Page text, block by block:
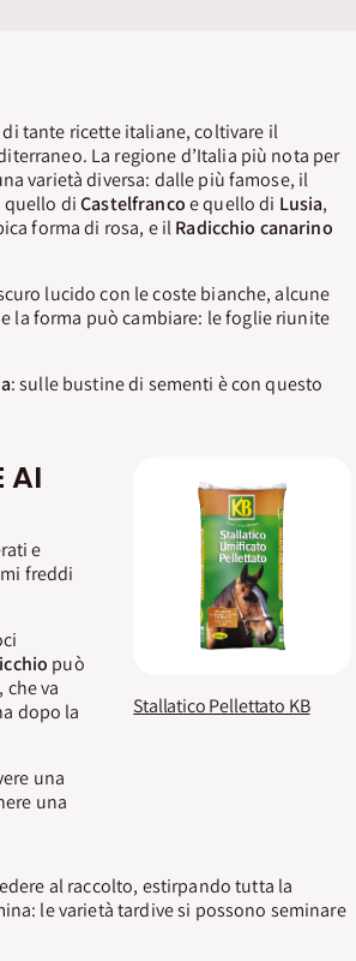
tante ricette italiane, coltivare il
La regione d’Italia più nota per
varietà diversa: dalle più famose, il
quello diCastelfrancoe quello di Lusia,
forma di rosa, e ilRadicchio canarino
lucido con le coste bianche, alcune
la forma può cambiare: le foglie riunite
: sulle bustine di sementi è con questo
AI
e
freddi
può
va
dopo la
una
una
Stallatico Pellettato KB
al raccolto, estirpando tutta la
le varietà tardive si possono seminare